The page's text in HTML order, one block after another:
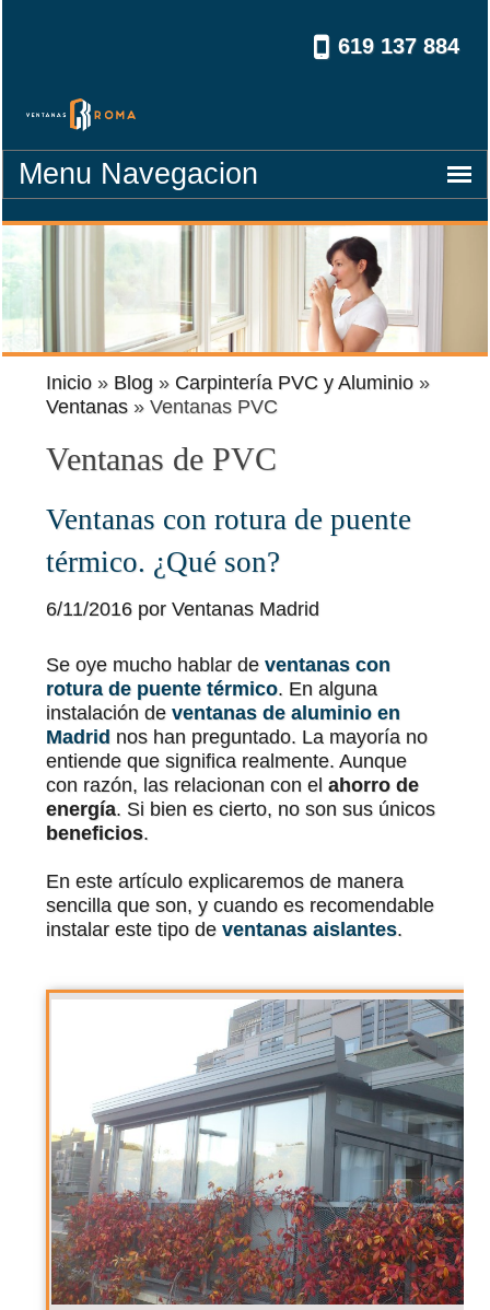
619 137 884
navegacion
Inicio » Blog » Carpintería PVC y Aluminio »
Ventanas »Ventanas PVC
Ventanas de PVC
Ventanas con rotura de puente
térmico. ¿Qué son?
6/11/2016 porVentanas Madrid
Se oye mucho hablar deventanas con
rotura de puente térmico. En alguna
instalación deventanas de aluminio en
Madrid nos han preguntado. La mayoría no
entiende que significa realmente. Aunque
con razón, las relacionan con elahorro de
energía. Si bien es cierto, no son sus únicos
beneficios.
En este artículo explicaremos de manera
sencilla que son, y cuando es recomendable
instalar este tipo deventanas aislantes.